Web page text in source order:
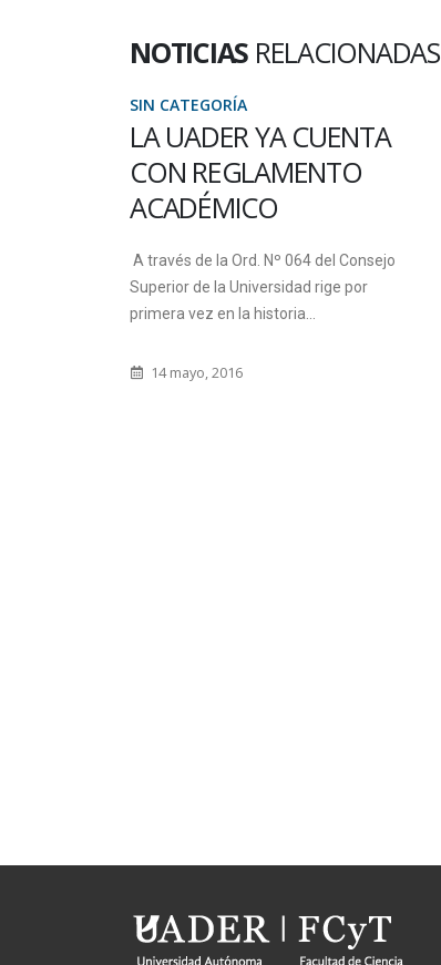
NOTICIAS RELACIONADAS
SIN CATEGORÍA
CURSO TALLER DE
ACTUALIZACIÓN EN
GENÉTICA PARA
SECUNDARIA EN
VILLAGUAY
El 10 de noviembre comienza el “Curso